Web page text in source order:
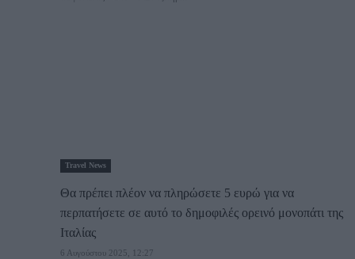
Travel News
Θα πρέπει πλέον να πληρώσετε 5 ευρώ για να
περπατήσετε σε αυτό το δημοφιλές ορεινό μονοπάτι της
Ιταλίας
6 Αυγούστου 2025, 12:27